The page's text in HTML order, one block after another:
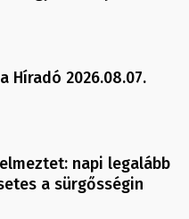
Híradó 2026.08.07.
napi legalább
a sürgősségin